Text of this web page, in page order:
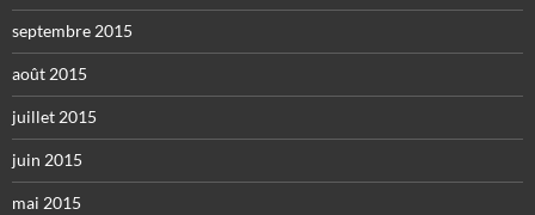
septembre 2015
août 2015
juillet 2015
juin 2015
mai 2015